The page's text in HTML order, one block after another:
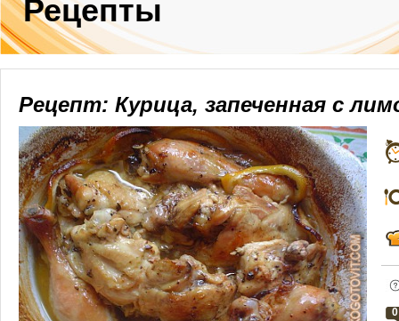
Рецепты
Рецепт: Курица, запеченная с
0